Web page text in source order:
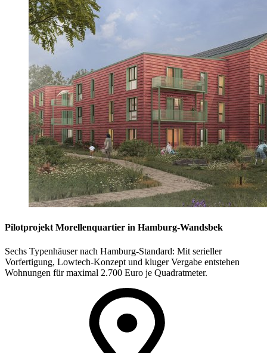
Pilotprojekt Morellenquartier in Hamburg-Wandsbek
Sechs Typenhäuser nach Hamburg-Standard: Mit serieller
Vorfertigung, Lowtech-Konzept und kluger Vergabe entstehen
Wohnungen für maximal 2.700 Euro je Quadratmeter.